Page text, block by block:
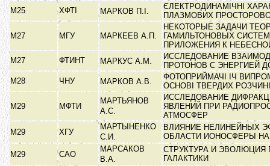
М25 ХФТІ МАРКОВ П.І.
ЄЛЕКТРОДИНАМІЧНІ
ПЛАЗМОВИХ
М27 МГУ МАРКЕЕВ А.П.
НЕКОТОРЫЕ ЗАДАЧИ
ГАМИЛЬТОНОВЫХ
ПРИЛОЖЕНИЯ К
М27
ФТИНТ МАРКУС А.М.
ИССЛЕДОВАНИЕ
ПРОТОНОВ С ЭНЕРГИЕЙ
М28
ЧНУ МАРКОВ А.В.
ФОТОПРИЙМАЧІ ІЧ
ОСНОВІ ТВЕРДИХ
М29 МФТИ
МАРТЬЯНОВ
А.С.
ИССЛЕДОВАНИЕ
ЯВЛЕНИЙ ПРИ
АТМОСФЕР
М29
ХГУ
МАРТЫНЕНКО
С.И.
ВЛИЯНИЕ НЕЛИНЕЙНЫХ
ОБЛАСТИ ИОНОСФЕРЫ
М29
САО
МАРСАКОВ
В.А.
СТРУКТУРА И ЭВОЛЮЦИЯ
ГАЛАКТИКИ